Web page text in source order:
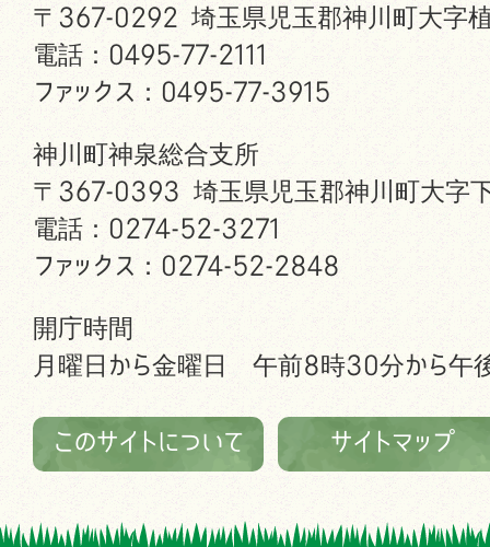
〒367-0292 埼玉県児玉郡神川町大字
電話：0495-77-2111
ファックス：0495-77-3915
神川町神泉総合支所
〒367-0393 埼玉県児玉郡神川町大字
電話：0274-52-3271
ファックス：0274-52-2848
開庁時間
月曜日から金曜日 午前8時30分から午
このサイトについて サイトマップ